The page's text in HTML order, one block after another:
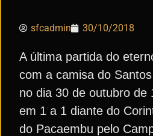
sfcadmin 30/10/2018
A última partida do
com a camisa do
no dia 30 de outubro de
em 1 a 1 diante do
do Pacaembu pelo